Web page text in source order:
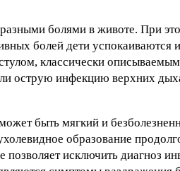
болями в животе. При
болей дети успокаиваются
классически
острую инфекцию верхних
быть мягкий и
образование
исключить диагноз